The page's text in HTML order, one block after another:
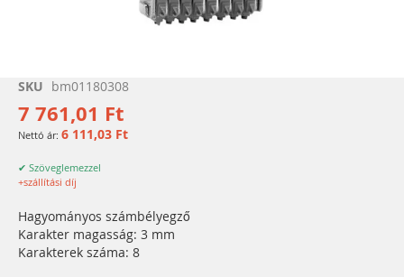
Ugrás
képgaléria
elejére
SKU bm01180308
7 761,01 Ft
6 111,03 Ft
✔ Szöveglemezzel
+szállítási díj
Hagyományos számbélyegző
Karakter magasság: 3 mm
Karakterek száma: 8